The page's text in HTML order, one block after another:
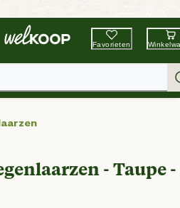
Tuin & Dier
Favorieten
- Taupe -